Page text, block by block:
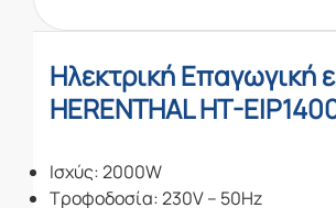
Ηλεκτρική Επαγωγική
HERENTHAL HT-
Ισχύς: 2000W
Τροφοδοσία: 230V – 50Hz